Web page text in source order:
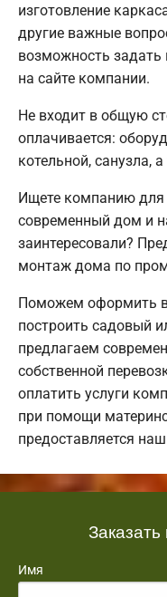
изготовление
другие важные
возможность задать
на сайте компании.
Не входит в общую
оплачивается:
котельной, санузла,
Ищете компанию для
современный дом и
заинтересовали?
монтаж дома по
Поможем оформить
построить садовый
предлагаем
собственной
оплатить услуги
при помощи
предоставляется
Имя